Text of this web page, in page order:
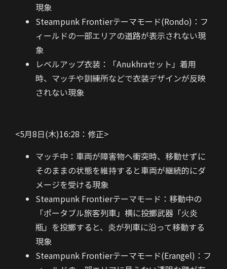
現象
Steampunk Frontierテーマモード(Rondo)：フ
ィールドの一部エリアの道路が表示されない現
象
レベルアップ衣装：「Anukhraセット」着用
時、マッチや訓練所などで衣装デザインが反映
されない現象
<5月8日(木)16:28：修正>
マッチ中：車両が障害物へ衝突時、移動せずに
そのままの状態を維持すると車両が継続的にダ
メージを受ける現象
Steampunk Frontierテーマモード：移動中の
「ポータブル旅客列車」横に投擲武器「火炎
瓶」を投擲すると、炎が列車に沿って移動する
現象
Steampunk Frontierテーマモード(Erangel)：フ